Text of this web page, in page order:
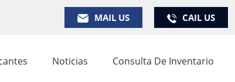
MAIL US CAIL US
Noticias Consulta De Inventario